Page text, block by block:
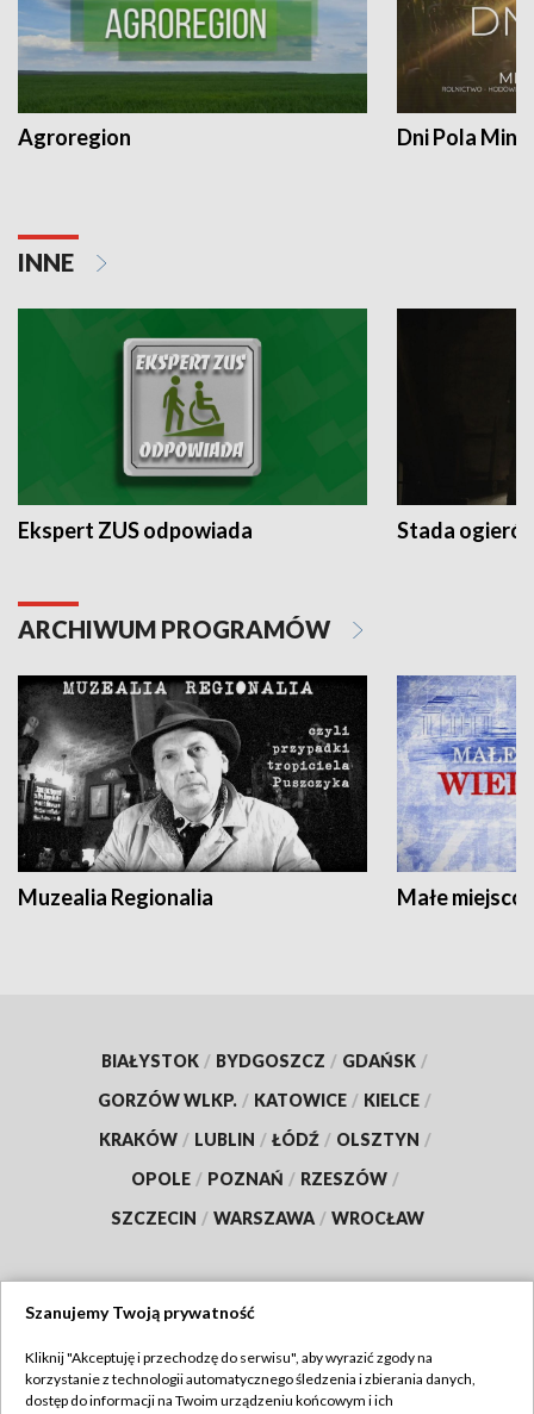
Agroregion Dni Pola
INNE
Ekspert ZUS odpowiada Stada
ARCHIWUM PROGRAMÓW
Muzealia Regionalia Małe
BIAŁYSTOK / BYDGOSZCZ / GDAŃSK /
GORZÓW WLKP. / KATOWICE / KIELCE /
KRAKÓW / LUBLIN / ŁÓDŹ / OLSZTYN /
OPOLE / POZNAŃ / RZESZÓW /
SZCZECIN / WARSZAWA / WROCŁAW
TVP
Szanujemy Twoją prywatność
Kliknij "Akceptuję i przechodzę do serwisu", aby wyrazić zgody na
korzystanie z technologii automatycznego śledzenia i zbierania danych,
dostęp do informacji na Twoim urządzeniu końcowym i ich